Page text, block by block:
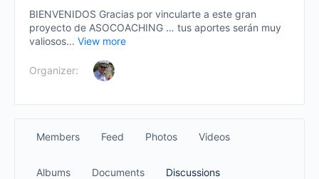
BIENVENIDOS Gracias por vincularte a este gran
proyecto de ASOCOACHING … tus aportes serán muy
valiosos... View more
Organizer:
Members Feed Photos Videos
Albums Documents Discussions